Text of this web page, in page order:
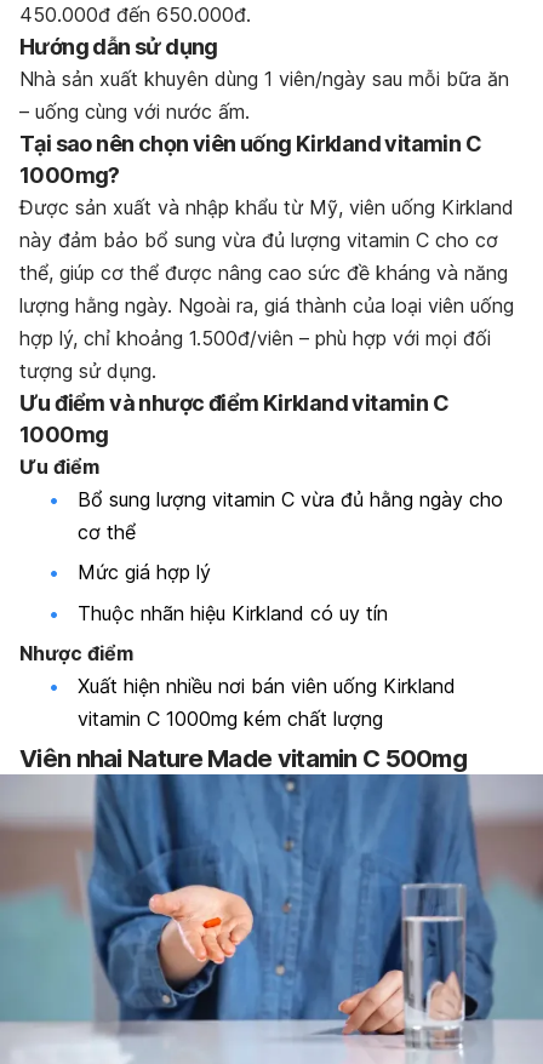
450.000đ đến 650.000đ.
Hướng dẫn sử dụng
Nhà sản xuất khuyên dùng 1 viên/ngày sau mỗi bữa ăn
– uống cùng với nước ấm.
Tại sao nên chọn viên uống Kirkland vitamin C
1000mg?
Được sản xuất và nhập khẩu từ Mỹ, viên uống Kirkland
này đảm bảo bổ sung vừa đủ lượng vitamin C cho cơ
thể, giúp cơ thể được nâng cao sức đề kháng và năng
lượng hằng ngày. Ngoài ra, giá thành của loại viên uống
hợp lý, chỉ khoảng 1.500đ/viên – phù hợp với mọi đối
tượng sử dụng.
Ưu điểm và nhược điểm Kirkland vitamin C
1000mg
Ưu điểm
Bổ sung lượng vitamin C vừa đủ hằng ngày cho
cơ thể
Mức giá hợp lý
Thuộc nhãn hiệu Kirkland có uy tín
Nhược điểm
Xuất hiện nhiều nơi bán viên uống Kirkland
vitamin C 1000mg kém chất lượng
Viên nhai Nature Made vitamin C 500mg